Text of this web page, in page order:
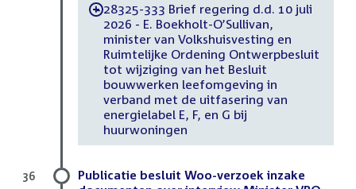
-28325-333 Brief regering d.d. 10 juli
2026 - E. Boekholt-O’Sullivan,
minister van Volkshuisvesting en
Ruimtelijke Ordening Ontwerpbesluit
tot wijziging van het Besluit
bouwwerken leefomgeving in
verband met de uitfasering van
energielabel E, F, en G bij
huurwoningen
Publicatie besluit Woo-verzoek inzake
36